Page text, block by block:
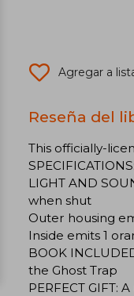
Agregar a
Reseña del
This officially-
LIGHT AND
when shut
Outer housing
Inside emits 1
BOOK
the Ghost Trap
PERFECT GIFT: